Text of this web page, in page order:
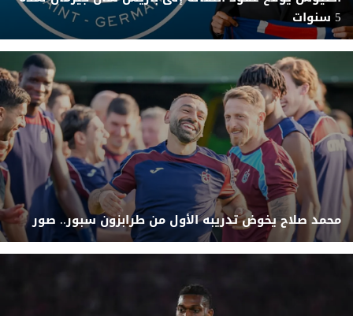
5 سنوات
محمد صلاح يخوض تدريبه الأول من طرابزون سبور.. صور